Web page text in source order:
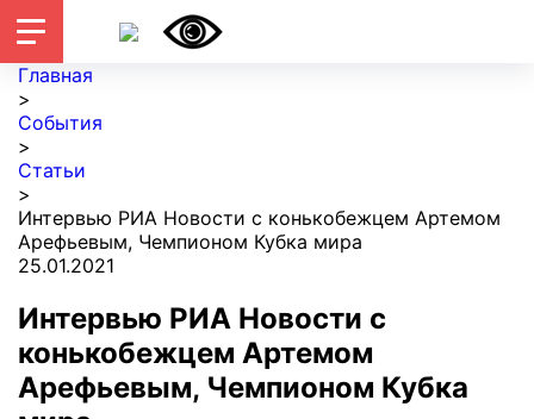
Главная
>
События
>
Статьи
>
Интервью РИА Новости с конькобежцем Артемом
Арефьевым, Чемпионом Кубка мира
25.01.2021
Интервью РИА Новости с
конькобежцем Артемом
Арефьевым, Чемпионом Кубка